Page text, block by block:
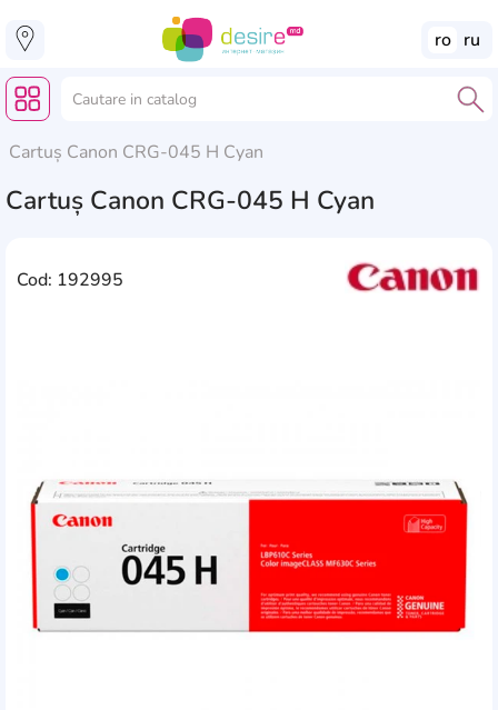
ro ru
Cartuș Canon CRG-045 H Cyan
Cartuș Canon CRG-045 H Cyan
Cod: 192995